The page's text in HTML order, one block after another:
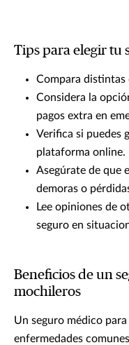
Tips para elegir tu
Compara distintas
Considera la
pagos extra en
Verifica si puedes
plataforma online.
Asegúrate de que
demoras o
Lee opiniones de
seguro en
Beneficios de un
mochileros
Un seguro médico
enfermedades